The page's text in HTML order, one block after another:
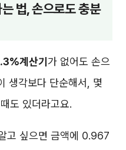
법, 손으로도 충분
계산기 가 없어도 손으
생각보다 단순해서, 몇
도 있더라고요.
고 싶으면 금액에 0.967